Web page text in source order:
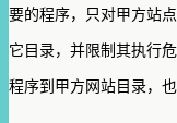
要的程序，只对甲方站
它目录，并限制其执行
程序到甲方网站目录，